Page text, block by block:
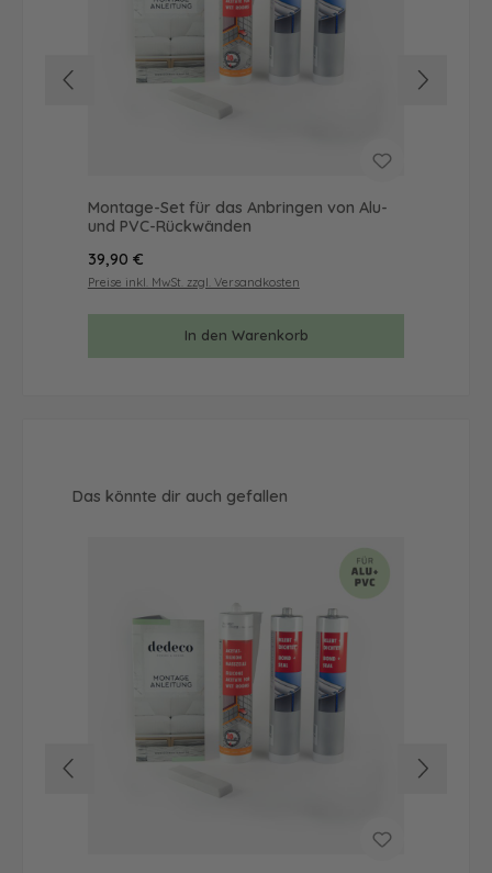
Montage-Set für das Anbringen von Alu-
und PVC-Rückwänden
Regulärer Preis:
39,90 €
Preise inkl. MwSt. zzgl. Versandkosten
In den Warenkorb
Produktgalerie überspringen
Das könnte dir auch gefallen